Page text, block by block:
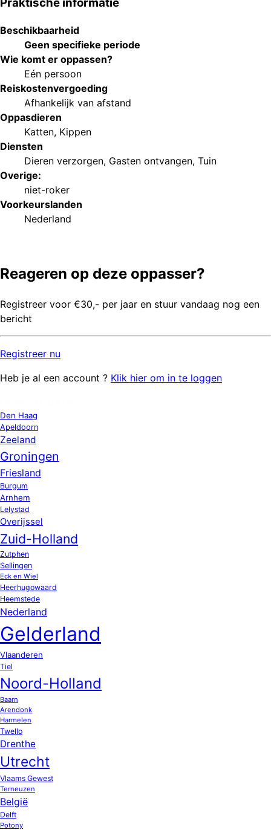
Praktische informatie
Beschikbaarheid
Geen specifieke periode
Wie komt er oppassen?
Eén persoon
Reiskostenvergoeding
Afhankelijk van afstand
Oppasdieren
Katten, Kippen
Diensten
Dieren verzorgen, Gasten ontvangen, Tuin
Overige:
niet-roker
Voorkeurslanden
Nederland
Reageren op deze oppasser?
Registreer voor €30,- per jaar en stuur vandaag nog een
bericht
Registreer nu
Heb je al een account ? Klik hier om in te loggen
Den Haag
Apeldoorn
Zeeland
Groningen
Friesland
Burgum
Arnhem
Lelystad
Overijssel
Zuid-Holland
Zutphen
Sellingen
Eck en Wiel
Heerhugowaard
Heemstede
Nederland
Gelderland
Vlaanderen
Tiel
Noord-Holland
Baarn
Arendonk
Harmelen
Twello
Drenthe
Utrecht
Vlaams Gewest
Terneuzen
België
Delft
Potony